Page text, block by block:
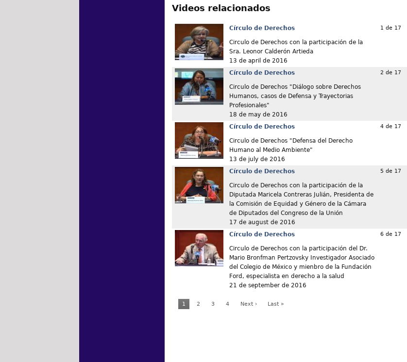
Videos relacionados
Círculo de Derechos
Circulo de Derechos con la participación de la
Sra. Leonor Calderón Artieda
13 de april de 2016
1 de 17
Círculo de Derechos
Circulo de Derechos "Diálogo sobre Derechos
Humanos, casos de Defensa y Trayectorias
Profesionales"
18 de may de 2016
2 de 17
Círculo de Derechos
Circulo de Derechos "Defensa del Derecho
Humano al Medio Ambiente"
13 de july de 2016
4 de 17
Círculo de Derechos
Circulo de Derechos con la participación de la
Diputada Maricela Contreras Julián, Presidenta de
la Comisión de Equidad y Género de la Cámara
de Diputados del Congreso de la Unión
17 de august de 2016
5 de 17
Círculo de Derechos
Circulo de Derechos con la participación del Dr.
Mario Bronfman Pertzovsky Investigador Asociado
del Colegio de México y mienbro de la Fundación
Ford, especialista en derecho a la salud
21 de september de 2016
6 de 17
1 2 3 4 Next › Last »